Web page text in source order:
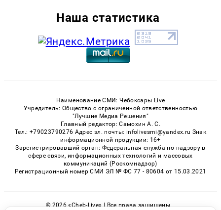
Наша статистика
Наименование СМИ: Чебоксары Live
Учредитель: Общество с ограниченной ответственностью
"Лучшие Медиа Решения"
Главный редактор: Самохин А. С.
Тел.: +79023790276 Адрес эл. почты: infolivesmi@yandex.ru Знак
информационной продукции: 16+
Зарегистрировавший орган: Федеральная служба по надзору в
сфере связи, информационных технологий и массовых
коммуникаций (Роскомнадзор)
Регистрационный номер СМИ ЭЛ № ФС 77 - 80604 от 15.03.2021
© 2026 «Cheb-Live» | Все права защищены